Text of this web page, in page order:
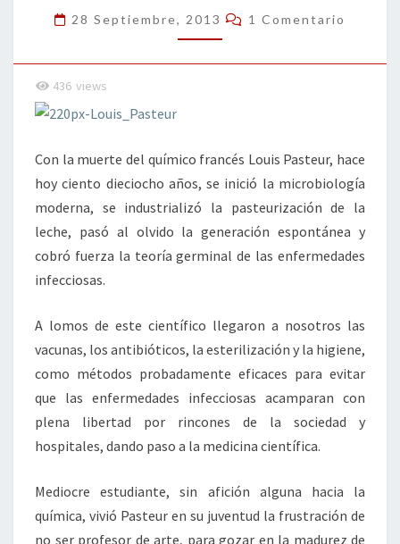
28 Septiembre, 2013 Comentarios
1 Comentario
436 views
Con la muerte del químico francés Louis Pasteur, hace
hoy ciento dieciocho años, se inició la microbiología
moderna, se industrializó la pasteurización de la
leche, pasó al olvido la generación espontánea y
cobró fuerza la teoría germinal de las enfermedades
infecciosas.
A lomos de este científico llegaron a nosotros las
vacunas, los antibióticos, la esterilización y la higiene,
como métodos probadamente eficaces para evitar
que las enfermedades infecciosas acamparan con
plena libertad por rincones de la sociedad y
hospitales, dando paso a la medicina científica.
Mediocre estudiante, sin afición alguna hacia la
química, vivió Pasteur en su juventud la frustración de
no ser profesor de arte, para gozar en la madurez de